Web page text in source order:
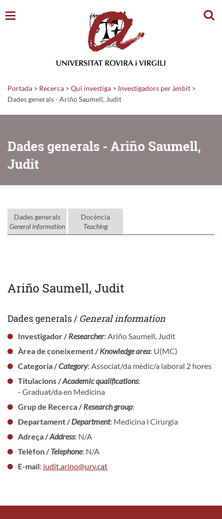
Portada > Recerca > Qui investiga > Investigadors per àmbit >
Dades generals - Ariño Saumell, Judit
Dades generals - Ariño Saumell,
Judit
Dades generals
General information
Docència
Teaching
Ariño Saumell, Judit
Dades generals / General information
Investigador /Researcher: Ariño Saumell, Judit
Àrea de coneixement /Knowledge area: U(MC)
Categoria /Category: Associat/da mèdic/a laboral 2 hores
Titulacions /Academic qualifications:
- Graduat/da en Medicina
Grup de Recerca /Research group:
Departament /Department: Medicina i Cirurgia
Adreça /Address: N/A
Telèfon /Telephone: N/A
E-mail: judit.arino@urv.cat